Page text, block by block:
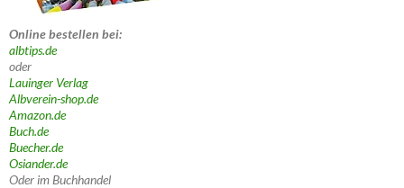
Online bestellen bei:
albtips.de
oder
Lauinger Verlag
Albverein-shop.de
Amazon.de
Buch.de
Buecher.de
Osiander.de
Oder im Buchhandel